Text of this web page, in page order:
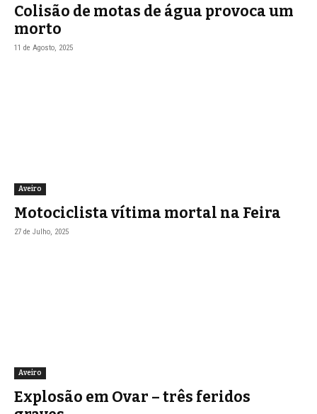
Colisão de motas de água provoca um
morto
11 de Agosto, 2025
Aveiro
Motociclista vítima mortal na Feira
27 de Julho, 2025
Aveiro
Explosão em Ovar – três feridos